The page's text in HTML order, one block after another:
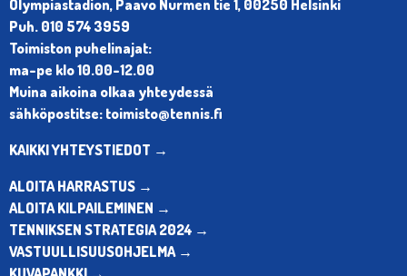
Olympiastadion, Paavo Nurmen tie 1, 00250 Helsinki
Puh. 010 574 3959
Toimiston puhelinajat:
ma-pe klo 10.00-12.00
Muina aikoina olkaa yhteydessä
sähköpostitse: toimisto@tennis.fi
KAIKKI YHTEYSTIEDOT →
ALOITA HARRASTUS →
ALOITA KILPAILEMINEN →
TENNIKSEN STRATEGIA 2024 →
VASTUULLISUUSOHJELMA →